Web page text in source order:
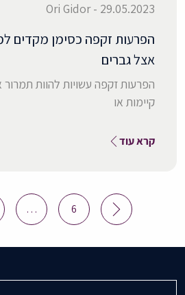
29.05.2023 - Ori Gidor
הפרעות זקפה כסימן מקדים
אצל גברים
הפרעות זקפה עשויות להוות
קיימות או
קרא עוד
Posts
… 6